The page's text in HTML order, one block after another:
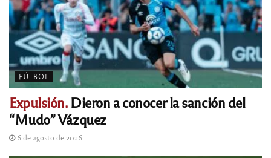
FÚTBOL
Expulsión.Dieron a conocer la sanción del
“Mudo” Vázquez
6 de agosto de 2026